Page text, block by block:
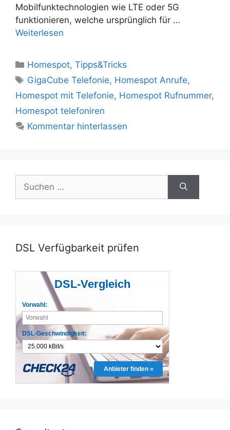
Mobilfunktechnologien wie LTE oder 5G
funktionieren, welche ursprünglich für …
Weiterlesen
Kategorien
Homespot,Tipps&Tricks
Schlagwörter
GigaCube Telefonie, Homespot Anrufe,
Homespot mit Telefonie, Homespot Rufnummer,
Homespot telefoniren
Kommentar hinterlassen
nach:
DSL Verfügbarkeit prüfen
DSL-Vergleich
Vorwahl:
DSL-Geschwindigkeit:
Anbieter finden »